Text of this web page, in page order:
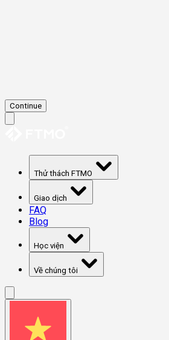
Continue
Thử thách FTMO
Giao dịch
FAQ
Blog
Học viện
Về chúng tôi